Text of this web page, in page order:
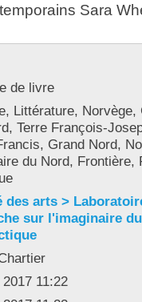
Sara
de livre
Littérature, Norvège,
Terre François-
Grand Nord,
du Nord, Frontière,
des arts >
sur l'imaginaire
11:22